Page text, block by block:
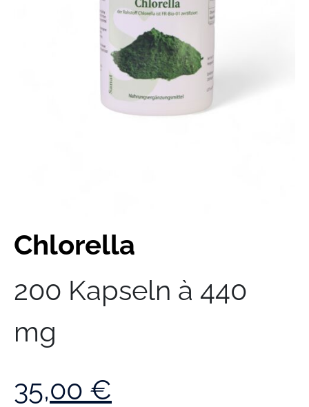
Chlorella
200 Kapseln à 440
mg
35,00 €